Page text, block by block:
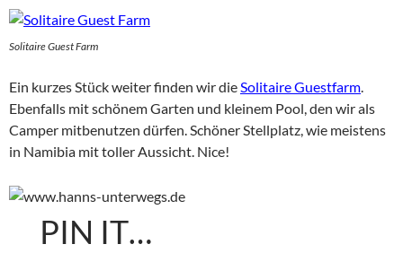
Solitaire Guest Farm
Ein kurzes Stück weiter finden wir dieSolitaire Guestfarm.
Ebenfalls mit schönem Garten und kleinem Pool, den wir als
Camper mitbenutzen dürfen. Schöner Stellplatz, wie meistens
in Namibia mit toller Aussicht. Nice!
PIN IT…